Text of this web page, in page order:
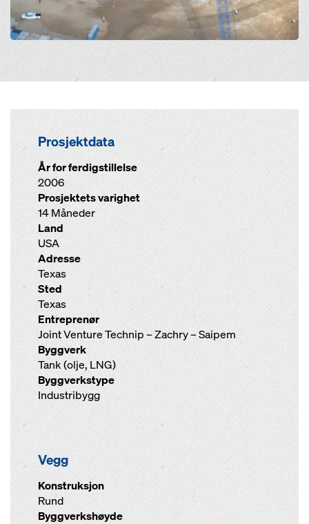
Prosjektdata
År for ferdigstillelse
2006
Prosjektets varighet
14 Måneder
Land
USA
Adresse
Texas
Sted
Texas
Entreprenør
Joint Venture Technip – Zachry – Saipem
Byggverk
Tank (olje, LNG)
Byggverkstype
Industribygg
Vegg
Konstruksjon
Rund
Byggverkshøyde